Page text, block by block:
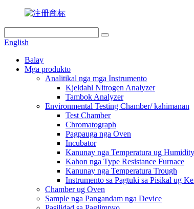
English
Balay
Mga produkto
Analitikal nga mga Instrumento
Kjeldahl Nitrogen Analyzer
Tambok Analyzer
Environmental Testing Chamber/ kahimanan
Test Chamber
Chromatograph
Pagpauga nga Oven
Incubator
Kanunay nga Temperatura ug
Kahon nga Type Resistance Furnace
Kanunay nga Temperatura Trough
Instrumento sa Pagtuki sa Pisikal ug
Chamber ug Oven
Sample nga Pangandam nga Device